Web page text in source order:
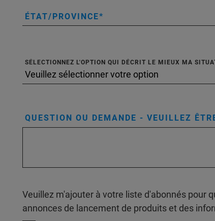
ÉTAT/PROVINCE
SÉLECTIONNEZ L'OPTION QUI DÉCRIT LE MIEUX MA
QUESTION OU DEMANDE - VEUILLEZ
Veuillez m'ajouter à votre liste d'abonnés pour
annonces de lancement de produits et des